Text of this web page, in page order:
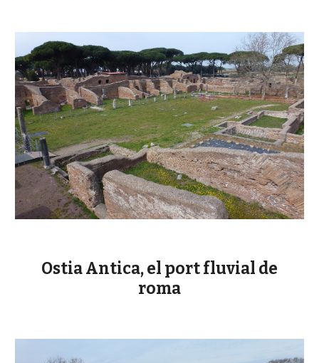
Ostia Antica, el port fluvial de
roma